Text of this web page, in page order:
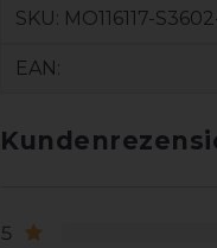
SKU: MO116117-
EAN:
5